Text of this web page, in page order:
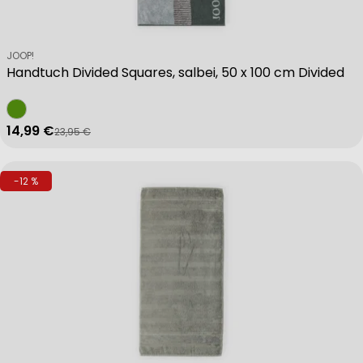
Handtuch Divided Squares, salbei, 50 x 100 cm Divided
Verkäufer:
JOOP!
Verkaufspreis
14,99 €
Regulärer Preis
23,95 €
-12 %